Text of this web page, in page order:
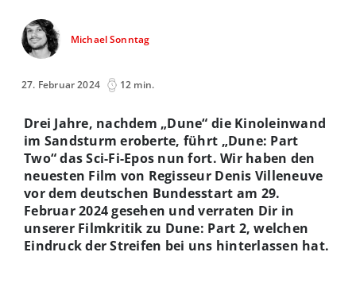
Michael Sonntag
27. Februar 2024 12 min.
Drei Jahre, nachdem „Dune“ die Kinoleinwand
im Sandsturm eroberte, führt „Dune: Part
Two“ das Sci-Fi-Epos nun fort. Wir haben den
neuesten Film von Regisseur Denis Villeneuve
vor dem deutschen Bundesstart am 29.
Februar 2024 gesehen und verraten Dir in
unserer Filmkritik zu Dune: Part 2, welchen
Eindruck der Streifen bei uns hinterlassen hat.